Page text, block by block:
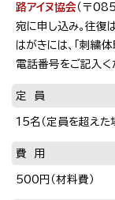
路アイヌ協会（〒
宛に申し込み。往復
はがきには、「刺繍
電話番号をご記入く
定 員
15名（定員を超えた
費 用
500円（材料費）